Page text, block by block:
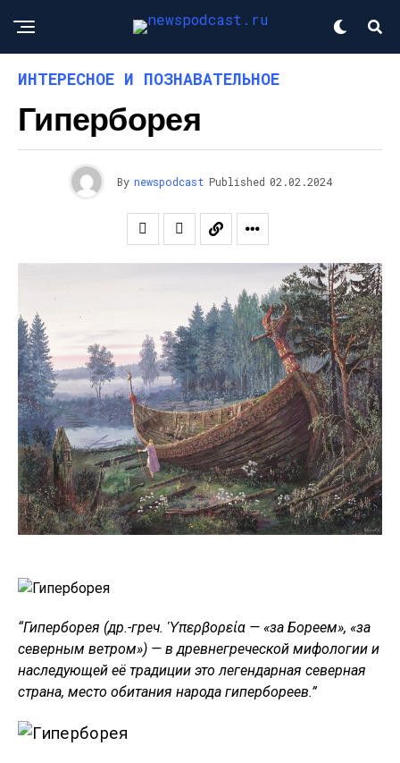
ИНТЕРЕСНОЕ И ПОЗНАВАТЕЛЬНОЕ
Гиперборея
By newspodcast Published 02.02.2024
“Гиперборея (др.-греч. Ὑπερβορεία — «за Бореем», «за
северным ветром») — в древнегреческой мифологии и
наследующей её традиции это легендарная северная
страна, место обитания народа гипербореев.”